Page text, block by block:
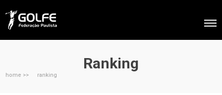
Ranking
home >> ranking